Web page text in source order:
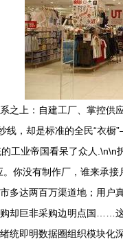
之上：自建工厂、掌控
线，却是标准的全民“衣
工业帝国看呆了众人
你没有制作厂，谁来承
多达两百万渠道地；用
却巨非采购边明点国
即明数据圈组织模块化